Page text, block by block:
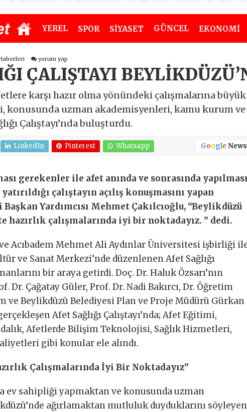
YEREL SPOR SİYASET GÜNCEL EKONOMİ
yorum yap
ÇALIŞTAYI
karşı hazır olma yönündeki çalışmalarına
konusunda uzman akademisyenleri, kamu kurum
Çalıştayı’nda buluşturdu.
LinkedIn Pinterest Whatsapp Google News
gerekenler ile afet anında ve sonrasında yapılması
çalıştayın açılış konuşmasını yapan
Yardımcısı Mehmet Çakılcıoğlu, “Beylikdüzü
hazırlık çalışmalarında iyi bir noktadayız. ” dedi.
Acıbadem Mehmet Ali Aydınlar Üniversitesi işbirliği
ve Sanat Merkezi’nde düzenlenen Afet Sağlığı
bir araya getirdi. Doç. Dr. Haluk Özsarı’nın
Dr. Çağatay Güler, Prof. Dr. Nadi Bakırcı, Dr. Öğretim
ve Beylikdüzü Belediyesi Plan ve Proje Müdürü Gürkan
Afet Sağlığı Çalıştayı’nda; Afet Eğitimi,
Afetlerde Bilişim Teknolojisi, Sağlık Hizmetleri,
gibi konular ele alındı.
Çalışmalarında İyi Bir Noktadayız”
ev sahipliği yapmaktan ve konusunda uzman
ağırlamaktan mutluluk duyduklarını söyleyen